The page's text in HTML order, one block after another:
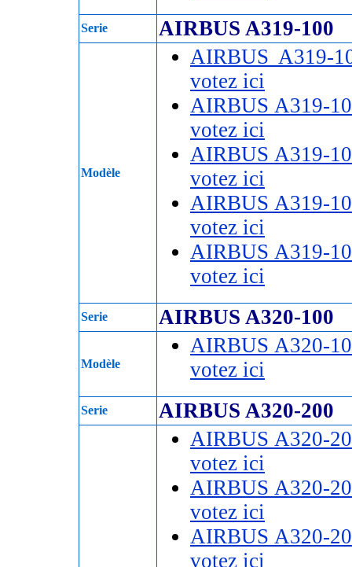
Serie AIRBUS A319-100
Modèle
AIRBUS A319-
votez ici
AIRBUS A319-
votez ici
AIRBUS A319-
votez ici
AIRBUS A319-
votez ici
AIRBUS A319-
votez ici
Serie AIRBUS A320-100
Modèle
AIRBUS A320-
votez ici
Serie AIRBUS A320-200
AIRBUS A320-
votez ici
AIRBUS A320-
votez ici
AIRBUS A320-
votez ici